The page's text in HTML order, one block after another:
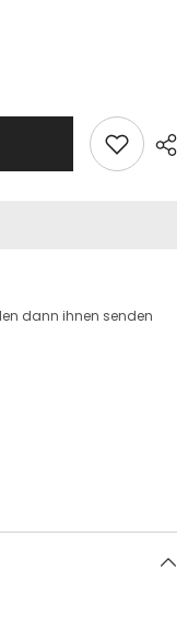
dann ihnen senden